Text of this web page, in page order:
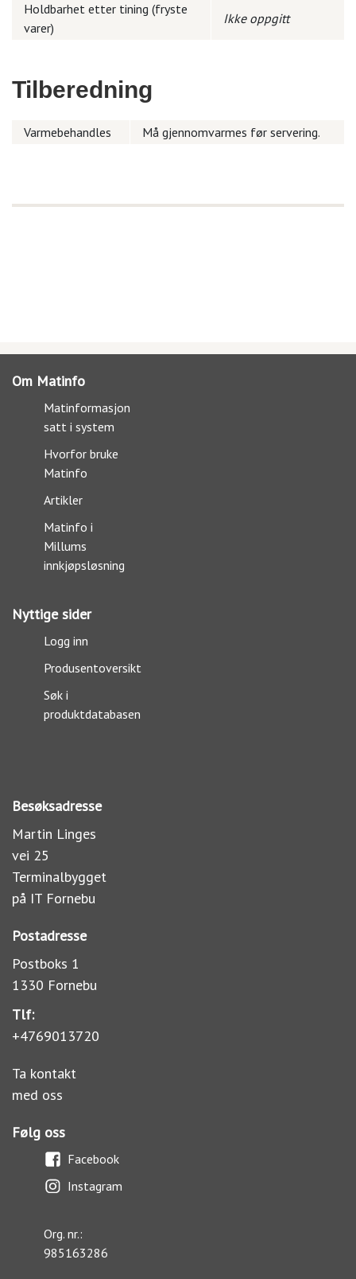
Holdbarhet etter tining (fryste
varer)
Ikke oppgitt
Tilberedning
Varmebehandles Må gjennomvarmes før servering.
Om Matinfo
Matinformasjon
satt i system
Hvorfor bruke
Matinfo
Artikler
Matinfo i
Millums
innkjøpsløsning
Nyttige sider
Logg inn
Produsentoversikt
Søk i
produktdatabasen
Besøksadresse
Martin Linges
vei 25
Terminalbygget
på IT Fornebu
Postadresse
Postboks 1
1330 Fornebu
Tlf:
+4769013720
Ta kontakt
med oss
Følg oss
Facebook
Instagram
Org. nr.:
985163286